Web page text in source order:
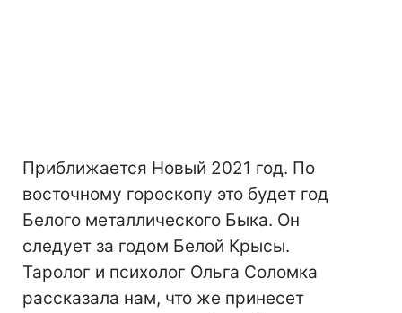
Приближается Новый 2021 год. По
восточному гороскопу это будет год
Белого металлического Быка. Он
следует за годом Белой Крысы.
Таролог и психолог Ольга Соломка
рассказала нам, что же принесет